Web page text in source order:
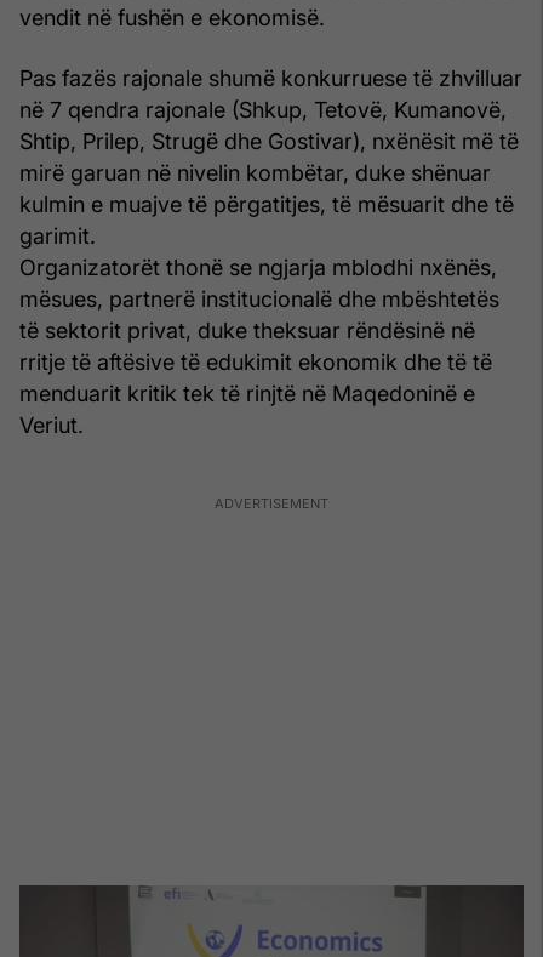
vendit në fushën e ekonomisë.
Pas fazës rajonale shumë konkurruese të zhvilluar
në 7 qendra rajonale (Shkup, Tetovë, Kumanovë,
Shtip, Prilep, Strugë dhe Gostivar), nxënësit më të
mirë garuan në nivelin kombëtar, duke shënuar
kulmin e muajve të përgatitjes, të mësuarit dhe të
garimit.
Organizatorët thonë se ngjarja mblodhi nxënës,
mësues, partnerë institucionalë dhe mbështetës
të sektorit privat, duke theksuar rëndësinë në
rritje të aftësive të edukimit ekonomik dhe të të
menduarit kritik tek të rinjtë në Maqedoninë e
Veriut.